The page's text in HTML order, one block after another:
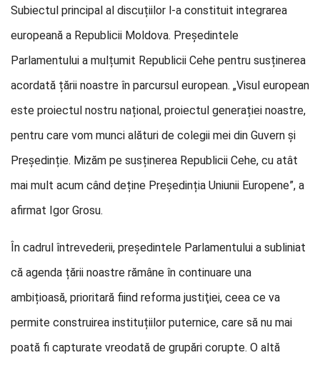
Subiectul principal al discuțiilor l-a constituit integrarea
europeană a Republicii Moldova. Președintele
Parlamentului a mulțumit Republicii Cehe pentru susținerea
acordată țării noastre în parcursul european. „Visul european
este proiectul nostru național, proiectul generației noastre,
pentru care vom munci alături de colegii mei din Guvern și
Președinție. Mizăm pe susținerea Republicii Cehe, cu atât
mai mult acum când deține Președinția Uniunii Europene”, a
afirmat Igor Grosu.
În cadrul întrevederii, președintele Parlamentului a subliniat
că agenda țării noastre rămâne în continuare una
ambițioasă, prioritară fiind reforma justiţiei, ceea ce va
permite construirea instituțiilor puternice, care să nu mai
poată fi capturate vreodată de grupări corupte. O altă